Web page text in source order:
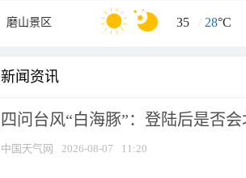
磨山景区 35 / 28°C
新闻资讯
四问台风“白海豚”：登陆后是否
中国天气网 2026-08-07 11:20